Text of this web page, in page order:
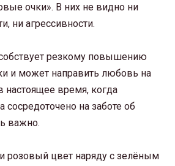
очки». В них не видно ни
ни агрессивности.
резкому повышению
и может направить любовь на
настоящее время, когда
сосредоточено на заботе об
важно.
розовый цвет наряду с зелёным